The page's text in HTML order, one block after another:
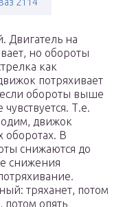
Двигатель на
но обороты
как
потряхивает
обороты выше
Т.е.
движок
оборотах. В
снижаются до
снижения
тряханет, потом
потом опять